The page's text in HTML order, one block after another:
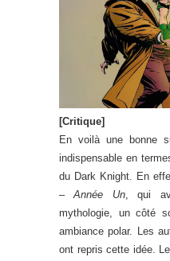
[Critique]
En voilà une bonne
indispensable en
du Dark Knight. En
– Année Un, qui
mythologie, un côté
ambiance polar. Les
ont repris cette idée.